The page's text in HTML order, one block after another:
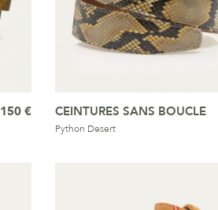
150 € CEINTURES SANS BOUCLE
Python Desert